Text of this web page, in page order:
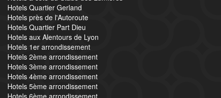
Hotels Quartier Gerland
Hotels près de l'Autoroute
Hotels Quartier Part Dieu
Hotels aux Alentours de Lyon
Hotels 1er arrondissement
Hotels 2ème arrondissement
Hotels 3ème arrondissement
Hotels 4ème arrondissement
Hotels 5ème arrondissement
Hotels 6ème arrondissement